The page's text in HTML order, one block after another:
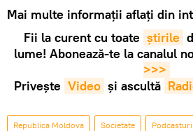
Mai multe informații aflați din
Fii la curent cu toate știrile
lume! Abonează-te la canalul
>>>
Privește Video și ascultă
Republica Moldova Societate Podcasturi